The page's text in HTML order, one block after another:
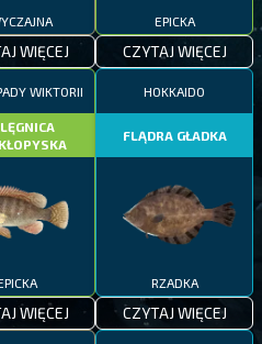
WIĘCEJ
EPICKA
CZYTAJ WIĘCEJ
WIKTORII
WIĘCEJ
HOKKAIDO
FLĄDRA GŁADKA
RZADKA
CZYTAJ WIĘCEJ